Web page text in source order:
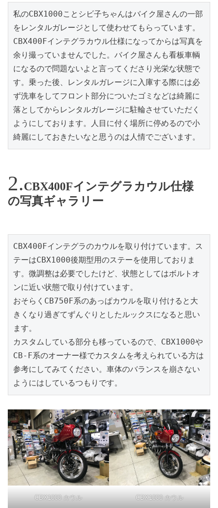
私のCBX1000ことシビ子ちゃんはバイク屋さんの一部
をレンタルガレージとして使わせてもらっています。
CBX400Fインテグラカウル仕様になってからは写真を
余り撮っていませんでした。バイク屋さんも看板車輌
になるので問題ないよと言ってくださり光栄な状態で
す。乗った後、レンタルガレージに入庫する際には必
ず洗車をしてフロント部分についたゴミなどは綺麗に
落としてからレンタルガレージに駐輪させていただく
ようにしております。人目に付く場所に停めるので小
綺麗にしておきたいなと思うのは人情でございます。
CBX400Fインテグラカウル仕様
の写真ギャラリー
CBX400Fインテグラのカウルを取り付けています。ス
テーはCBX1000後期型用のステーを使用しておりま
す。微調整は必要でしたけど、状態としてはボルトオ
ンに近い状態で取り付けています。
おそらくCB750F系のあっぱカウルを取り付けると大
きくなり過ぎてずんぐりとしたルックスになると思い
ます。
カスタムしている部分も移っているので、CBX1000や
CB-F系のオーナー様でカスタムを考えられている方は
参考にしてみてください。車体のバランスを崩さない
ようにはしているつもりです。
CBX1000-カウル CBX1000-カウル